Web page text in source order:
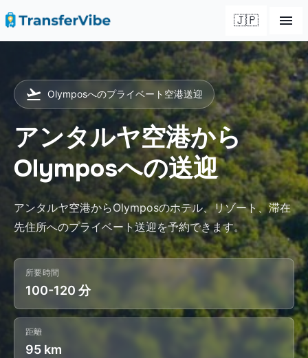
🇯🇵
Olymposへのプライベート空港送迎
アンタルヤ空港から
Olymposへの送迎
アンタルヤ空港からOlymposのホテル、リゾート、滞在
先住所へのプライベート送迎を予約できます。
所要時間
100-120 分
距離
95 km